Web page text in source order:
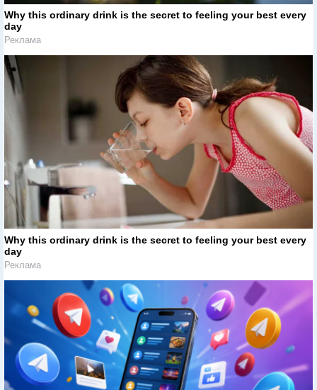
Why this ordinary drink is the secret to feeling your best every
day
Реклама
Why this ordinary drink is the secret to feeling your best every
day
Реклама